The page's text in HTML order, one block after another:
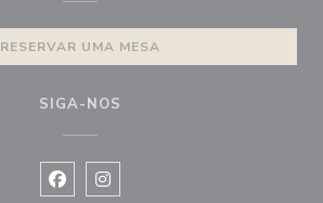
RESERVAR UMA MESA
SIGA-NOS
Facebook ((abre numa nova janela))
Instagram ((abre numa nova